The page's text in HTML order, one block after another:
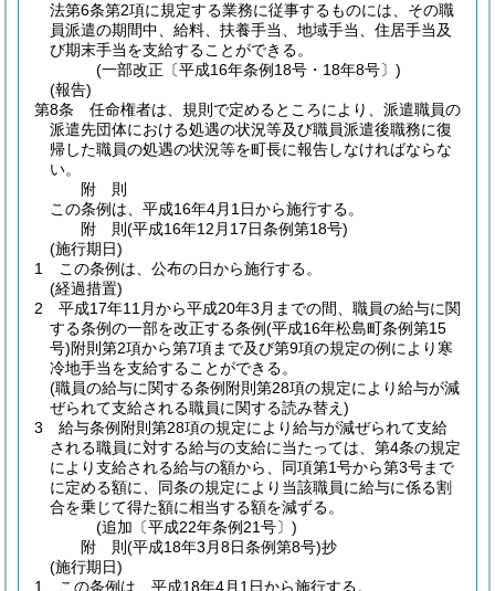
法第6条第2項に規定する業務に従事するものには、その職
員派遣の期間中、給料、扶養手当、地域手当、住居手当及
び期末手当を支給することができる。
(一部改正〔平成16年条例18号・18年8号〕)
(報告)
第8条
任命権者は、規則で定めるところにより、派遣職員の
派遣先団体における処遇の状況等及び職員派遣後職務に復
帰した職員の処遇の状況等を町長に報告しなければならな
い。
附 則
この条例は、平成16年4月1日から施行する。
附 則(平成16年12月17日条例第18号)
(施行期日)
1
この条例は、公布の日から施行する。
(経過措置)
2
平成17年11月から平成20年3月までの間、職員の給与に関
する条例の一部を改正する条例(平成16年松島町条例第15
号)附則第2項から第7項まで及び第9項の規定の例により寒
冷地手当を支給することができる。
(職員の給与に関する条例附則第28項の規定により給与が減
ぜられて支給される職員に関する読み替え)
3
給与条例附則第28項の規定により給与が減ぜられて支給
される職員に対する給与の支給に当たっては、第4条の規定
により支給される給与の額から、同項第1号から第3号まで
に定める額に、同条の規定により当該職員に給与に係る割
合を乗じて得た額に相当する額を減ずる。
(追加〔平成22年条例21号〕)
附 則(平成18年3月8日条例第8号)抄
(施行期日)
1
この条例は、平成18年4月1日から施行する。